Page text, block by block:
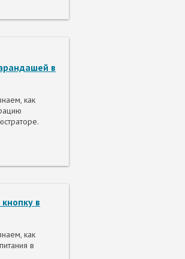
в
как
в
как
в